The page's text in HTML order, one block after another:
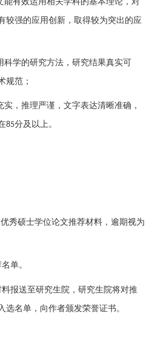
较强的应用创新，取得较为突出的应
科学的研究方法，研究结果真实可
规范；
，推理严谨，文字表达清晰准确，
85分及以上。
优秀硕士学位论文推荐材料，逾期视为
单。
报送至研究生院 ，研究生院将对推
名单，向作者颁发荣誉证书。